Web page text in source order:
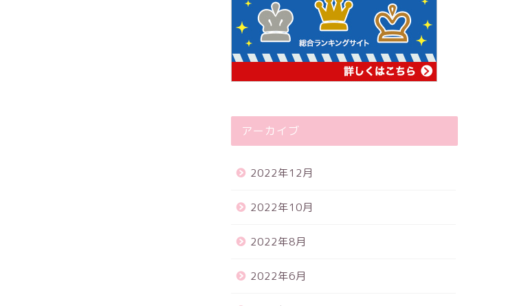
アーカイブ
2022年12月
2022年10月
2022年8月
2022年6月